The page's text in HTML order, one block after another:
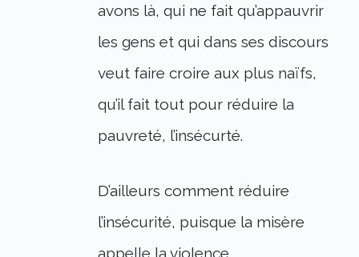
avons là, qui ne fait qu’appauvrir
les gens et qui dans ses discours
veut faire croire aux plus naïfs,
qu’il fait tout pour réduire la
pauvreté, l’insécurté.
D’ailleurs comment réduire
l’insécurité, puisque la misère
appelle la violence.